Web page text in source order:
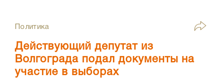
Политика
Действующий депутат из
Волгограда подал документы на
участие в выборах